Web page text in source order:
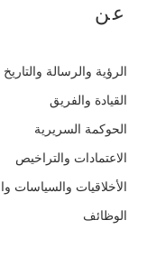
عن
الرؤية والرسالة والتاريخ
القيادة والفريق
الحوكمة السريرية
الاعتمادات والتراخيص
الأخلاقيات والسياسات
الوظائف